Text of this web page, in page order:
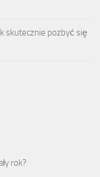
skutecznie pozbyć się
rok?